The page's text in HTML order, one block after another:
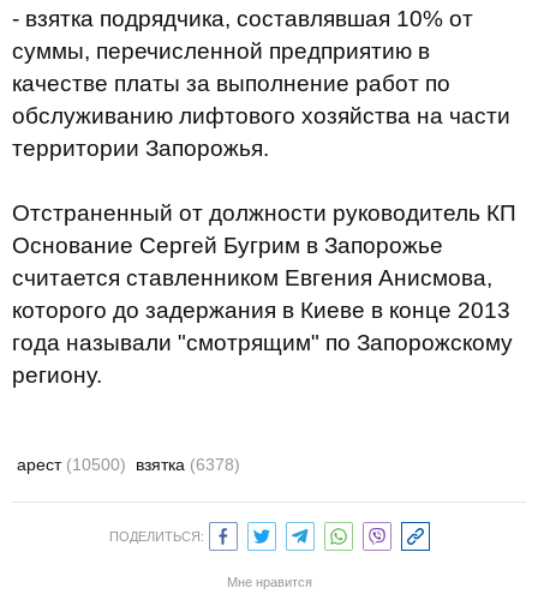
- взятка подрядчика, составлявшая 10% от
суммы, перечисленной предприятию в
качестве платы за выполнение работ по
обслуживанию лифтового хозяйства на части
территории Запорожья.
Отстраненный от должности руководитель КП
Основание Сергей Бугрим в Запорожье
считается ставленником Евгения Анисмова,
которого до задержания в Киеве в конце 2013
года называли "смотрящим" по Запорожскому
региону.
арест (10500) взятка (6378)
ПОДЕЛИТЬСЯ:
Мне нравится